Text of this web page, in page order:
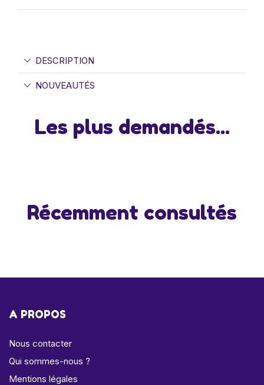
DESCRIPTION
NOUVEAUTÉS
Les plus demandés...
Récemment consultés
A PROPOS
Nous contacter
Qui sommes-nous ?
Mentions légales